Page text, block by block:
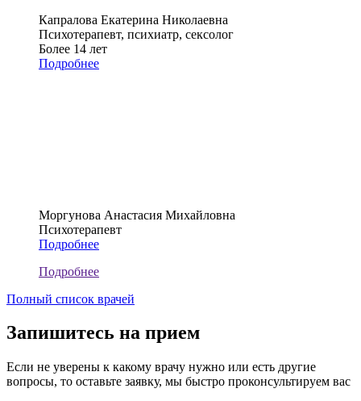
Капралова Екатерина Николаевна
Психотерапевт, психиатр, сексолог
Более 14 лет
Подробнее
Моргунова Анастасия Михайловна
Психотерапевт
Подробнее
Подробнее
Полный список врачей
Запишитесь на прием
Если не уверены к какому врачу нужно или есть другие
вопросы, то оставьте заявку, мы быстро проконсультируем вас